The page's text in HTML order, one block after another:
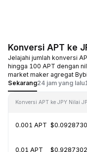
Konversi APT ke
Jelajahi jumlah konversi
hingga 100 APT dengan
market maker agregat
Sekarang24 jam yang lalu
Konversi APT ke JPY Nilai
0.001 APT
0.01 APT